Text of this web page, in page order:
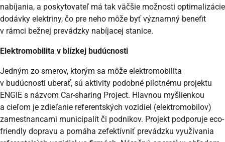
nabíjania, a poskytovateľ má tak väčšie možnosti optimalizácie
dodávky elektriny, čo pre neho môže byť významný benefit
v rámci bežnej prevádzky nabíjacej stanice.
Elektromobilita v blízkej budúcnosti
Jedným zo smerov, ktorým sa môže elektromobilita
v budúcnosti uberať, sú aktivity podobné pilotnému projektu
ENGIE s názvom Car-sharing Project. Hlavnou myšlienkou
a cieľom je zdieľanie referentských vozidiel (elektromobilov)
zamestnancami municipalít či podnikov. Projekt podporuje eco-
friendly dopravu a pomáha zefektívniť prevádzku využívania